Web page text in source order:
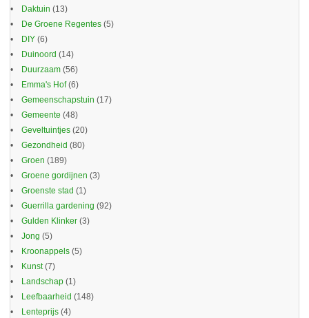
Daktuin (13)
De Groene Regentes (5)
DIY (6)
Duinoord (14)
Duurzaam (56)
Emma's Hof(6)
Gemeenschapstuin (17)
Gemeente (48)
Geveltuintjes (20)
Gezondheid (80)
Groen (189)
Groene gordijnen (3)
Groenste stad (1)
Guerrilla gardening (92)
Gulden Klinker (3)
Jong (5)
Kroonappels (5)
Kunst(7)
Landschap (1)
Leefbaarheid (148)
Lenteprijs (4)